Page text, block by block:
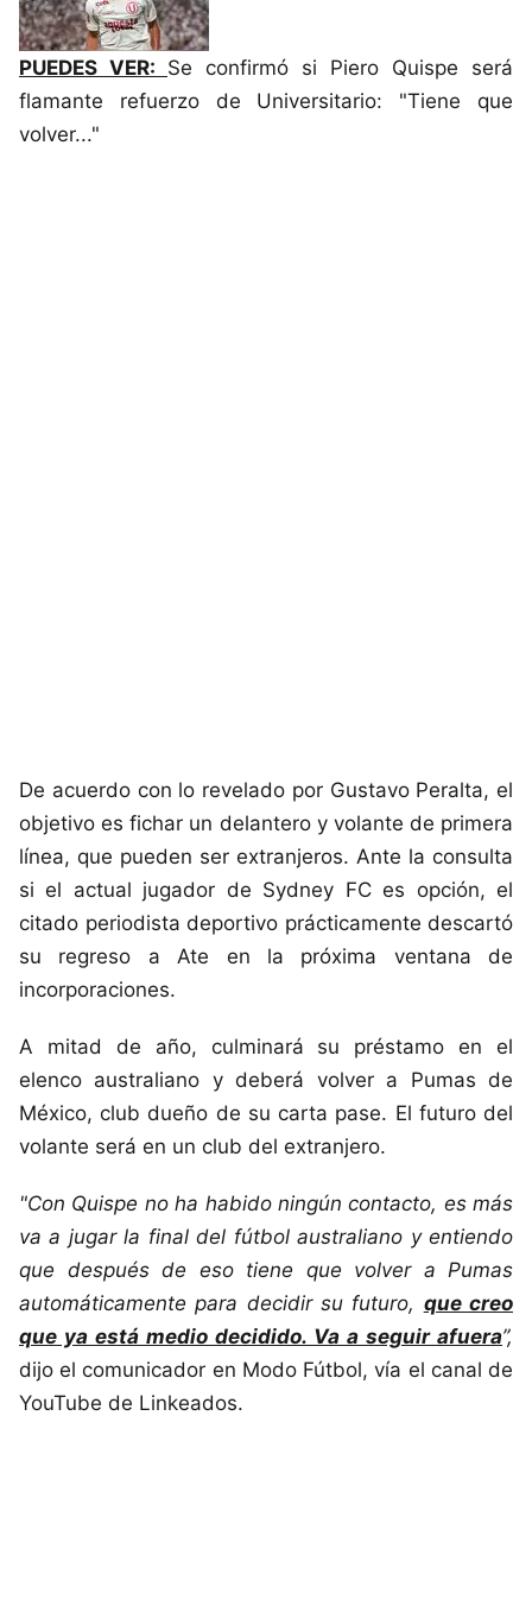
PUEDES VER: Se confirmó si Piero Quispe será
flamante refuerzo de Universitario: "Tiene que
volver..."
De acuerdo con lo revelado por Gustavo Peralta, el
objetivo es fichar un delantero y volante de primera
línea, que pueden ser extranjeros. Ante la consulta
si el actual jugador de Sydney FC es opción, el
citado periodista deportivo prácticamente descartó
su regreso a Ate en la próxima ventana de
incorporaciones.
A mitad de año, culminará su préstamo en el
elenco australiano y deberá volver a Pumas de
México, club dueño de su carta pase. El futuro del
volante será en un club del extranjero.
"Con Quispe no ha habido ningún contacto, es más
va a jugar la final del fútbol australiano y entiendo
que después de eso tiene que volver a Pumas
automáticamente para decidir su futuro, que creo
que ya está medio decidido. Va a seguir afuera”,
dijo el comunicador en Modo Fútbol, vía el canal de
YouTube de Linkeados.